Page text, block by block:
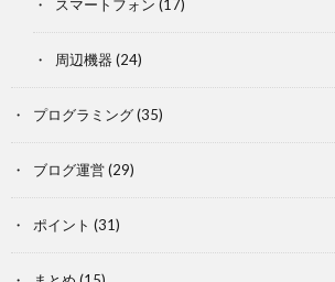
スマートフォン (17)
周辺機器 (24)
プログラミング(35)
ブログ運営(29)
ポイント (31)